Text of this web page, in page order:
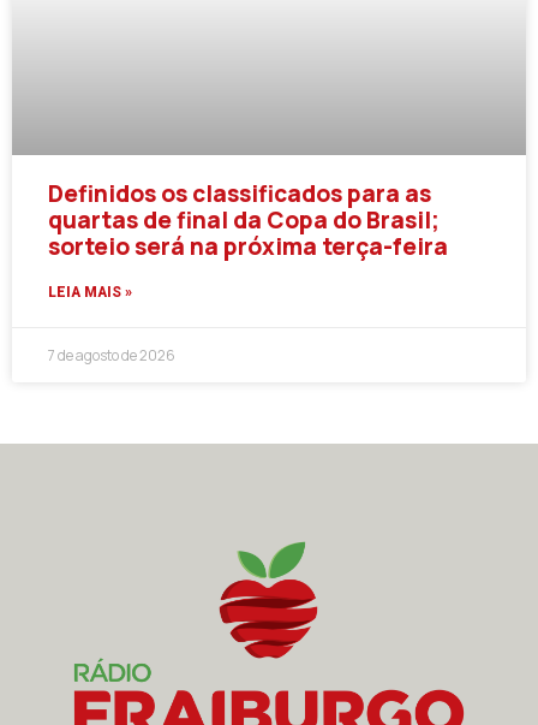
Definidos os classificados para as
quartas de final da Copa do Brasil;
sorteio será na próxima terça-feira
LEIA MAIS »
7 de agosto de 2026